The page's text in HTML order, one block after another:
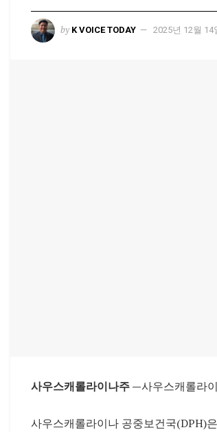
by K VOICE TODAY 2025년 12월 14
사우스캐롤라이나주 —사우스캐롤라
사우스캐롤라이나 공중보건국(DPH)